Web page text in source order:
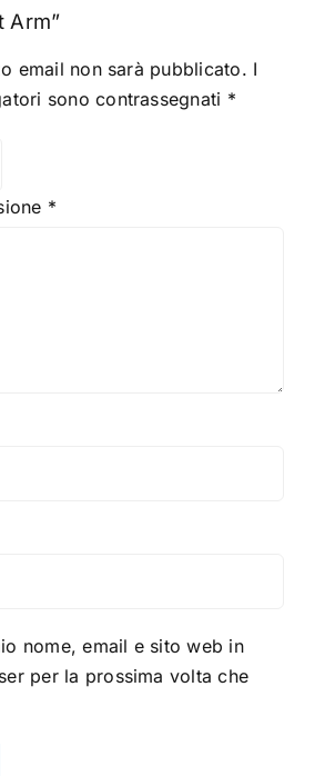
Arm”
email non sarà pubblicato. I
sono contrassegnati *
*
nome, email e sito web in
per la prossima volta che